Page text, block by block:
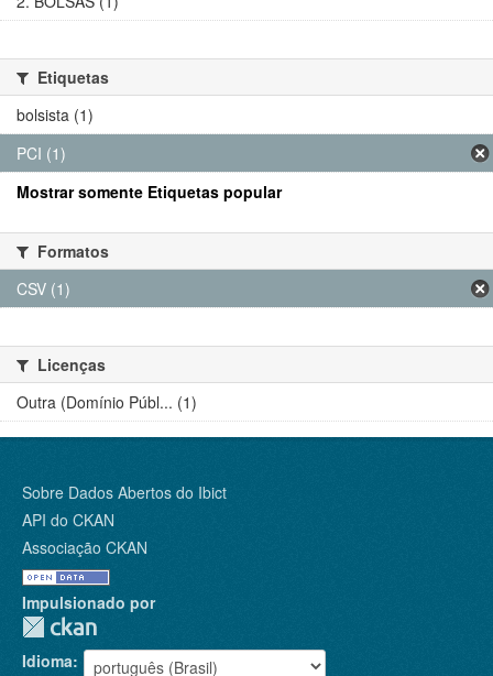
Etiquetas
bolsista (1)
PCI (1)
Mostrar somente Etiquetas popular
Formatos
CSV (1)
Licenças
Outra (Domínio Públ... (1)
Sobre Dados Abertos do Ibict
API do CKAN
Associação CKAN
Impulsionado por
Idioma